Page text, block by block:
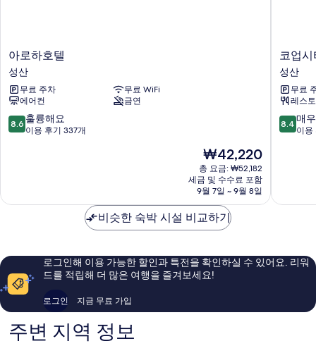
아
로
하
호
텔
성
산
아로하호텔
성산
무료 주차
무료 WiFi
에어컨
금연
10
점
훌
이
후
기
8.6 훌륭해요
이용 후기 337개
현
재
요
금
₩42,220
₩42,220
총 요금: ₩52,182
세금 및 수수료 포함
9월 7일 ~ 9월 8일
코
업
시
티
호
텔
성
코업
성산
무료
레스
10
점
매
요,
이
8.4 매
이용
비슷한 숙박 시설 비교하기
로그인해 이용 가능한 할인과 특전을 확인하실 수 있어요. 리워
드를 적립해 더 많은 여행을 즐겨보세요!
로그인 지금 무료 가입
주변 지역 정보